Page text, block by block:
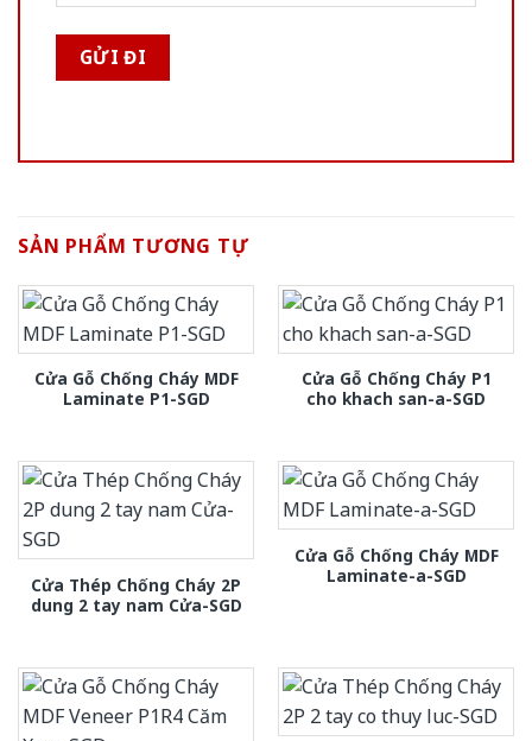
SẢN PHẨM TƯƠNG TỰ
Cửa Gỗ Chống Cháy MDF
Laminate P1-SGD
Cửa Gỗ Chống Cháy P1
cho khach san-a-SGD
Cửa Thép Chống Cháy 2P
dung 2 tay nam Cửa-SGD
Cửa Gỗ Chống Cháy MDF
Laminate-a-SGD